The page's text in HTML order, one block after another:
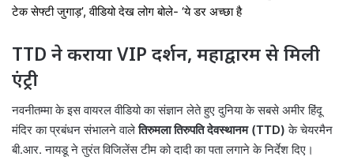
टेक सेफ्टी जुगाड़’, वीडियो देख लोग बोले- ‘ये डर अच्छा है
TTD ने कराया VIP दर्शन, महाद्वारम से मिली
एंट्री
नवनीतम्मा के इस वायरल वीडियो का संज्ञान लेते हुए दुनिया के सबसे अमीर हिंदू
मंदिर का प्रबंधन संभालने वालेतिरुमला तिरुपति देवस्थानम (TTD) के चेयरमैन
बी.आर. नायडू ने तुरंत विजिलेंस टीम को दादी का पता लगाने के निर्देश दिए।